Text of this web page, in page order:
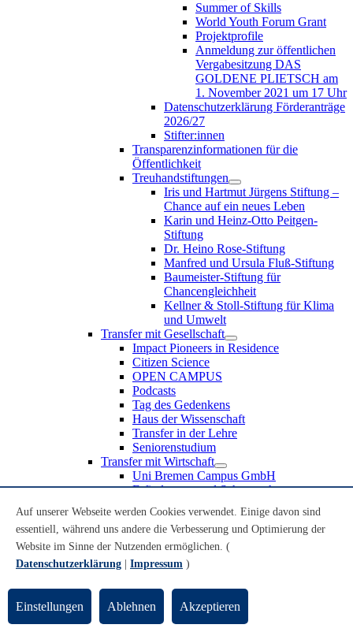
Summer of Skills
World Youth Forum Grant
Projektprofile
Anmeldung zur öffentlichen
Vergabesitzung DAS
GOLDENE PLIETSCH am
1. November 2021 um 17 Uhr
Datenschutzerklärung Förderanträge
2026/27
Stifter:innen
Transparenzinformationen für die
Öffentlichkeit
Treuhandstiftungen
Iris und Hartmut Jürgens Stiftung –
Chance auf ein neues Leben
Karin und Heinz-Otto Peitgen-
Stiftung
Dr. Heino Rose-Stiftung
Manfred und Ursula Fluß-Stiftung
Baumeister-Stiftung für
Chancengleichheit
Kellner & Stoll-Stiftung für Klima
und Umwelt
Transfer mit Gesellschaft
Impact Pioneers in Residence
Citizen Science
OPEN CAMPUS
Podcasts
Tag des Gedenkens
Haus der Wissenschaft
Transfer in der Lehre
Seniorenstudium
Transfer mit Wirtschaft
Uni Bremen Campus GmbH
Erfindungen und Schutzrechte
Recruiting an der Universität Bremen
Weiterbildung an der Universität Bremen
Transfer mit Schule
Schülerinnen und Schüler
Schulklassen
Lehrkräfte
Gründungsunterstützung
Auf unserer Webseite werden Cookies verwendet. Einige davon sind
essentiell, während uns andere die Verbesserung und Optimierung der
Website im Sinne der Nutzenden ermöglichen. (
Datenschutzerklärung
Impressum )
Einstellungen Ablehnen Akzeptieren